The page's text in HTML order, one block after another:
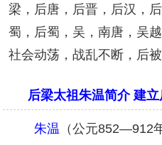
梁，后唐，后晋，后汉，
蜀，后蜀，吴，南唐，吴
社会动荡，战乱不断，后
后梁太祖朱温简介 建
朱温 （公元852—912